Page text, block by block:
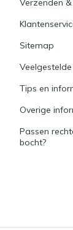
Verzenden
Sitemap
Tips en
Overige
Passen
bocht?